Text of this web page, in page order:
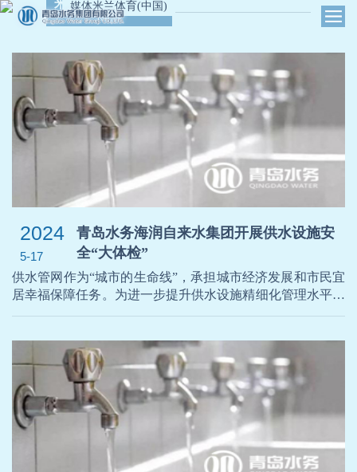
米兰体育(中国)资讯
News
媒体米兰体育(中国)
2024
5-17
青岛水务海润自来水集团开展供水设施安
全“大体检”
供水管网作为“城市的生命线”，承担城市经济发展和市民宜
居幸福保障任务。为进一步提升供水设施精细化管理水平，
提质、增效”工作方针，组建以党员干部、业务骨干、青年
员工为主要力量的“阀门班”，在辖区范围内开展管网设施排
查整治“领航”行动，杜绝供水设施“带病”运行。青岛水务海
润自来水集团东部分公司的“阀